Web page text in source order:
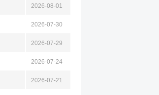
2026-08-01
2026-07-30
2026-07-29
2026-07-24
2026-07-21